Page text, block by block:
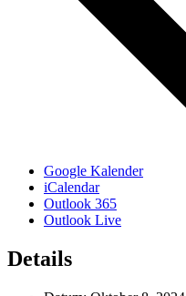
Google Kalender
iCalendar
Outlook 365
Outlook Live
Details